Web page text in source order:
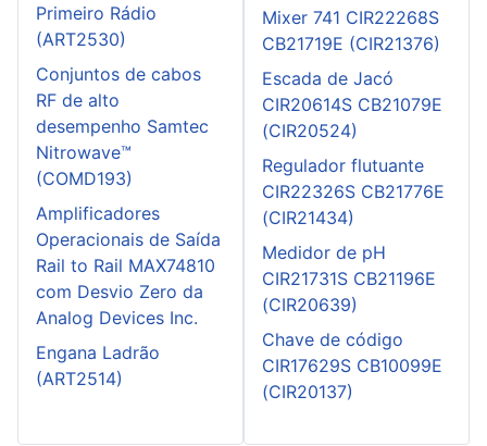
Primeiro Rádio
(ART2530)
Conjuntos de cabos
RF de alto
desempenho Samtec
Nitrowave™
(COMD193)
Amplificadores
Operacionais de Saída
Rail to Rail MAX74810
com Desvio Zero da
Analog Devices Inc.
Engana Ladrão
(ART2514)
Mixer 741 CIR22268S
CB21719E (CIR21376)
Escada de Jacó
CIR20614S CB21079E
(CIR20524)
Regulador flutuante
CIR22326S CB21776E
(CIR21434)
Medidor de pH
CIR21731S CB21196E
(CIR20639)
Chave de código
CIR17629S CB10099E
(CIR20137)